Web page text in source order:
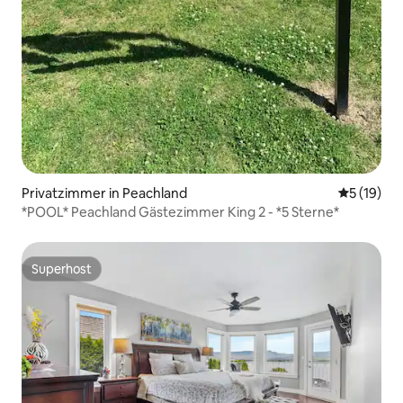
Privatzimmer in Peachland
5 (19)
*POOL* Peachland Gästezimmer King 2 - *5 Sterne*
Superhost
Superhost